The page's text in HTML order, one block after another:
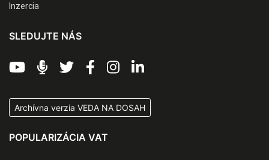
Inzercia
SLEDUJTE NÁS
Archívna verzia VEDA NA DOSAH
POPULARIZÁCIA VAT